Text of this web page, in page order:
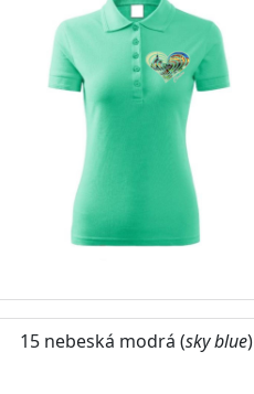
15 nebeská modrá (sky blue)